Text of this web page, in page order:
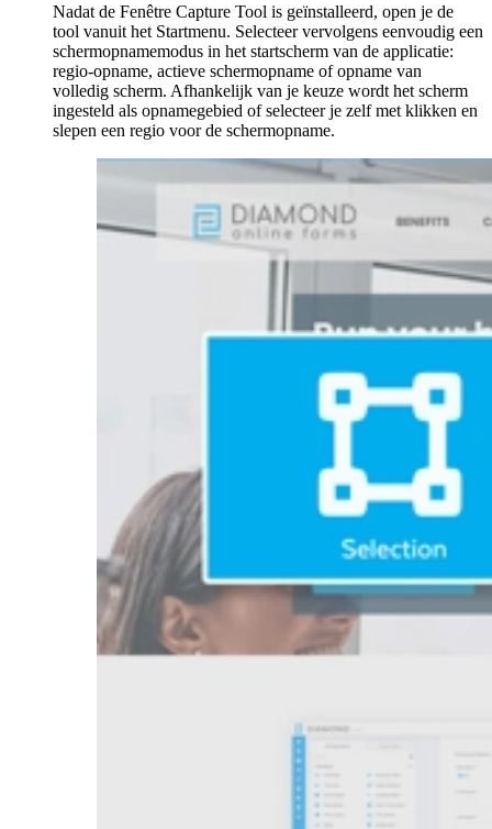
Nadat de Fenêtre Capture Tool is geïnstalleerd, open je de
tool vanuit het Startmenu. Selecteer vervolgens eenvoudig een
schermopnamemodus in het startscherm van de applicatie:
regio-opname, actieve schermopname of opname van
volledig scherm. Afhankelijk van je keuze wordt het scherm
ingesteld als opnamegebied of selecteer je zelf met klikken en
slepen een ​​regio voor de schermopname.